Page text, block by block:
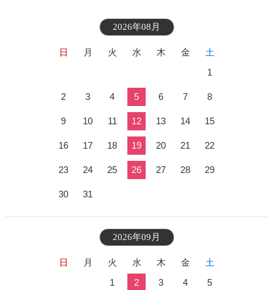
2026年08月
日 月 火 水 木 金
土
1
2 3 4 5 6 7 8
9 10 11 12 13 14 15
16 17 18 19 20 21 22
23 24 25 26 27 28 29
30 31
2026年09月
日 月 火 水 木 金
土
1
2 3 4 5